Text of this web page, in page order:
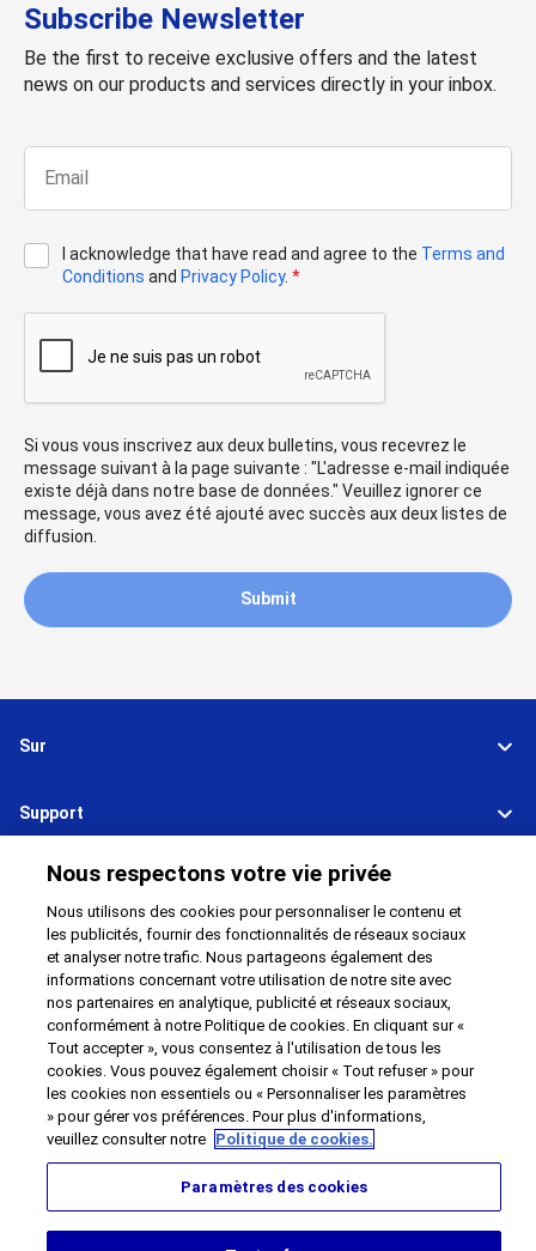
Subscribe Newsletter
Be the first to receive exclusive offers and the latest
news on our products and services directly in your inbox.
I acknowledge that have read and agree to the Terms and
Conditions and Privacy Policy. *
Si vous vous inscrivez aux deux bulletins, vous recevrez le
message suivant à la page suivante : "L'adresse e-mail indiquée
existe déjà dans notre base de données." Veuillez ignorer ce
message, vous avez été ajouté avec succès aux deux listes de
diffusion.
Submit
Sur
Support
Relier Partager
Global Network
Politique de confidentialité
Contact
Impressum
Conditions d'utilisation
1995 -2026Brother Internationale Industriemaschinen GmbH All Rights
Reserved.
Nous respectons votre vie privée
Nous utilisons des cookies pour personnaliser le contenu et
les publicités, fournir des fonctionnalités de réseaux sociaux
et analyser notre trafic. Nous partageons également des
informations concernant votre utilisation de notre site avec
nos partenaires en analytique, publicité et réseaux sociaux,
conformément à notre Politique de cookies. En cliquant sur «
Tout accepter », vous consentez à l'utilisation de tous les
cookies. Vous pouvez également choisir « Tout refuser » pour
les cookies non essentiels ou « Personnaliser les paramètres
» pour gérer vos préférences. Pour plus d'informations,
veuillez consulter notre Politique de cookies.
Paramètres des cookies